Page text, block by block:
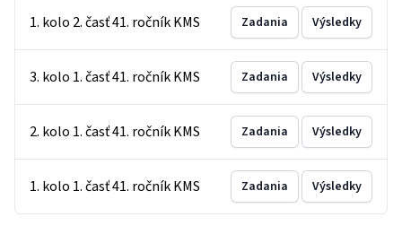
1. kolo 2. časť 41. ročník KMS Zadania Výsledky
3. kolo 1. časť 41. ročník KMS Zadania Výsledky
2. kolo 1. časť 41. ročník KMS Zadania Výsledky
1. kolo 1. časť 41. ročník KMS Zadania Výsledky